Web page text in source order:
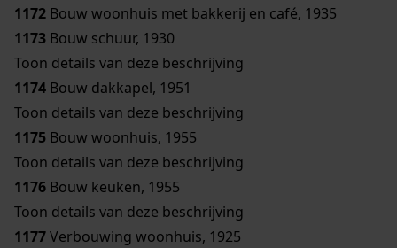
1172 Bouw woonhuis met bakkerij en café, 1935
1173 Bouw schuur, 1930
Toon details van deze beschrijving
1174 Bouw dakkapel, 1951
Toon details van deze beschrijving
1175 Bouw woonhuis, 1955
Toon details van deze beschrijving
1176 Bouw keuken, 1955
Toon details van deze beschrijving
1177Verbouwing woonhuis, 1925